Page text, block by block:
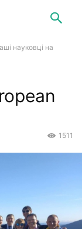
науковці на
1511